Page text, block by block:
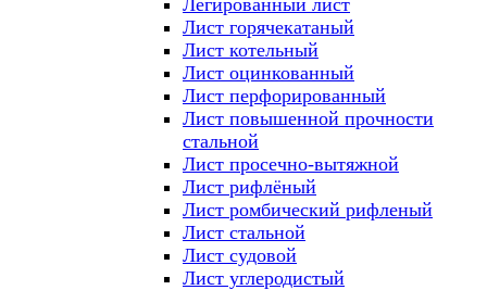
Легированный лист
Лист горячекатаный
Лист котельный
Лист оцинкованный
Лист перфорированный
Лист повышенной прочности
стальной
Лист просечно-вытяжной
Лист рифлёный
Лист ромбический рифленый
Лист стальной
Лист судовой
Лист углеродистый